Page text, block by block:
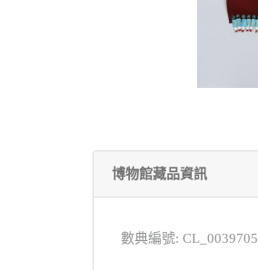
博物館藏品資訊
數典編號: CL_0039705